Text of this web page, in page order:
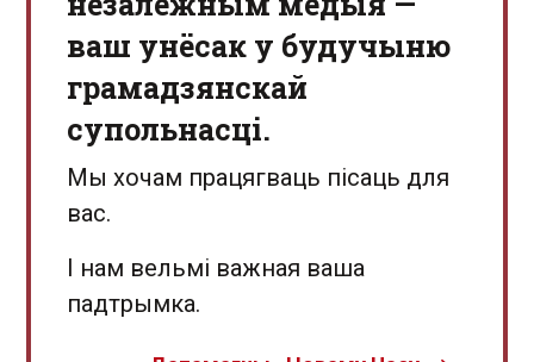
ваш унёсак у будучыню
грамадзянскай
супольнасці.
Мы хочам працягваць пісаць для
вас.
І нам вельмі важная ваша
падтрымка.